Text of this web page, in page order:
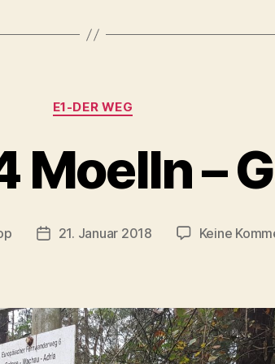
Grande“
Kategorien
E1-DER WEG
Moelln –
Beitragsdatum
21. Januar 2018 Keine